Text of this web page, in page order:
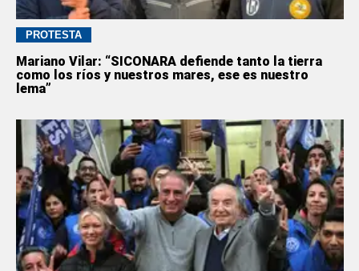
PROTESTA
Mariano Vilar: “SICONARA defiende tanto la tierra
como los ríos y nuestros mares, ese es nuestro
lema”